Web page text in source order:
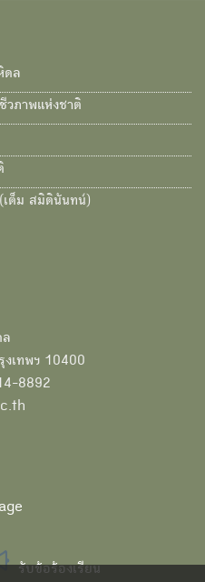
ดล
วภาพแห่งชาติ
เต็ม สมิตินันทน์)
ล
งเทพฯ 10400
8892
รับข้อร้องเรียน